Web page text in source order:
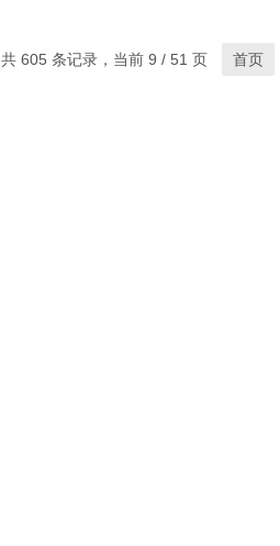
共 605 条记录，当前 9 / 51 页 首页